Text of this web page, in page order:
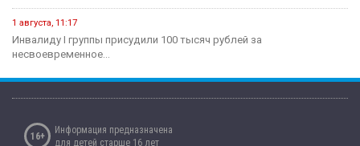
1 августа, 11:17
Инвалиду I группы присудили 100 тысяч рублей за
несвоевременное...
16+
Информация предназначена
для детей старше 16 лет